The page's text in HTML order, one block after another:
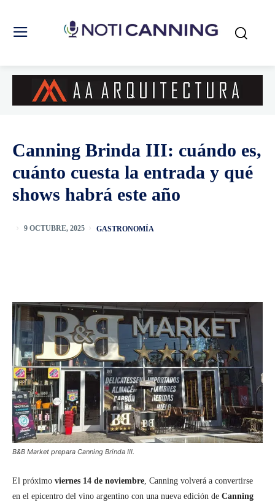
Canning Brinda III: cuándo es,
cuánto cuesta la entrada y qué
shows habrá este año
9 OCTUBRE, 2025 GASTRONOMÍA
B&B Market prepara Canning Brinda III.
El próximo viernes 14 de noviembre, Canning volverá a convertirse
en el epicentro del vino argentino con una nueva edición de Canning